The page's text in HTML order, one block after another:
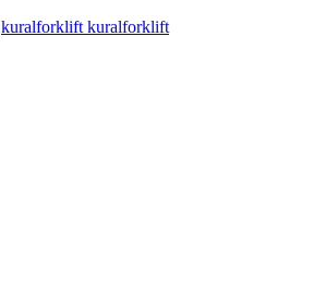
kuralforklift kuralforklift